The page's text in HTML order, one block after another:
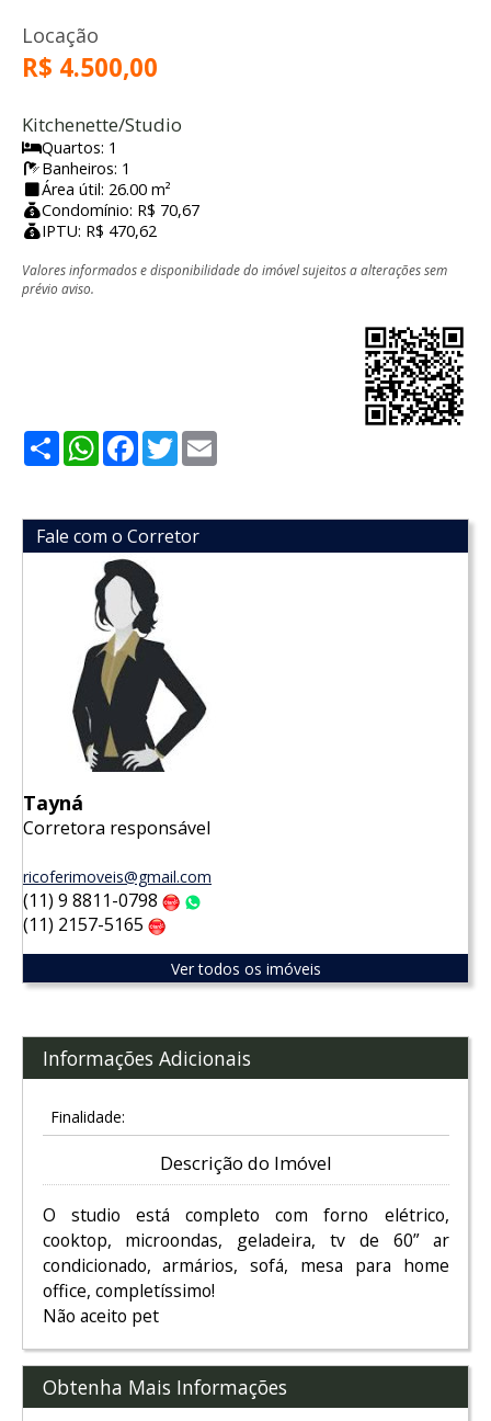
Locação
R$ 4.500,00
Kitchenette/Studio
Quartos: 1
Banheiros: 1
Área útil: 26.00 m²
Condomínio: R$ 70,67
IPTU: R$ 470,62
Valores informados e disponibilidade do imóvel sujeitos a alterações sem
prévio aviso.
ShareWhatsApp
Facebook
Twitter
Fale com o Corretor
Tayná
Corretora responsável
ricoferimoveis@gmail.com
(11) 9 8811-0798 Claro
(11) 2157-5165
Ver todos os imóveis
Informações Adicionais
Finalidade:
Descrição do Imóvel
O studio está completo com forno elétrico,
cooktop, microondas, geladeira, tv de 60” ar
condicionado, armários, sofá, mesa para home
office, completíssimo!
Não aceito pet
Obtenha Mais Informações